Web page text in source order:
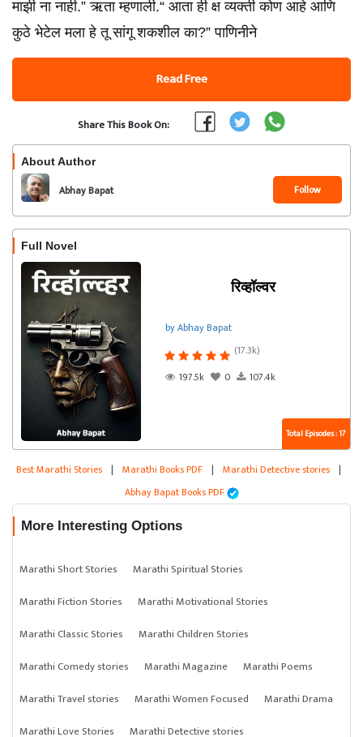
माझी ना नाही.” ऋता म्हणाली.“ आता ही क्ष व्यक्ती कोण आहे आणि
कुठे भेटेल मला हे तू सांगू शकशील का?” पाणिनीने
Read Free
Share This Book On:
About Author
Abhay Bapat Follow
Full Novel
रिव्हॉल्वर
by Abhay Bapat
(17.3k)
197.5k
0 107.4k
Total Episodes : 17
Best Marathi Stories | Marathi Books PDF | Marathi Detective stories |
Abhay Bapat Books PDF
More Interesting Options
Marathi Short Stories
Marathi Spiritual Stories
Marathi Fiction Stories
Marathi Motivational Stories
Marathi Classic Stories
Marathi Children Stories
Marathi Comedy stories
Marathi Magazine
Marathi Poems
Marathi Travel stories
Marathi Women Focused
Marathi Drama
Marathi Love Stories
Marathi Detective stories